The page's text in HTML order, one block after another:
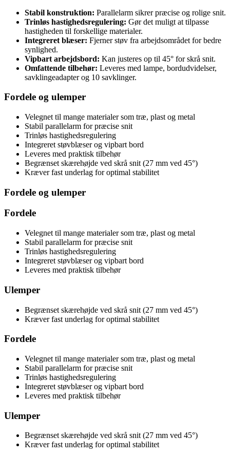
Stabil konstruktion: Parallelarm sikrer præcise og rolige snit.
Trinløs hastighedsregulering: Gør det muligt at tilpasse
hastigheden til forskellige materialer.
Integreret blæser: Fjerner støv fra arbejdsområdet for bedre
synlighed.
Vipbart arbejdsbord: Kan justeres op til 45° for skrå snit.
Omfattende tilbehør: Leveres med lampe, bordudvidelser,
savklingeadapter og 10 savklinger.
Fordele og ulemper
Velegnet til mange materialer som træ, plast og metal
Stabil parallelarm for præcise snit
Trinløs hastighedsregulering
Integreret støvblæser og vipbart bord
Leveres med praktisk tilbehør
Begrænset skærehøjde ved skrå snit (27 mm ved 45°)
Kræver fast underlag for optimal stabilitet
Fordele og ulemper
Fordele
Velegnet til mange materialer som træ, plast og metal
Stabil parallelarm for præcise snit
Trinløs hastighedsregulering
Integreret støvblæser og vipbart bord
Leveres med praktisk tilbehør
Ulemper
Begrænset skærehøjde ved skrå snit (27 mm ved 45°)
Kræver fast underlag for optimal stabilitet
Fordele
Velegnet til mange materialer som træ, plast og metal
Stabil parallelarm for præcise snit
Trinløs hastighedsregulering
Integreret støvblæser og vipbart bord
Leveres med praktisk tilbehør
Ulemper
Begrænset skærehøjde ved skrå snit (27 mm ved 45°)
Kræver fast underlag for optimal stabilitet